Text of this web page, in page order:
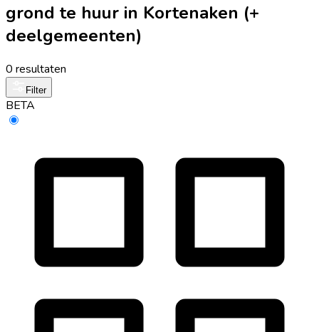
grond te huur in Kortenaken (+
deelgemeenten)
0 resultaten
Filter
BETA